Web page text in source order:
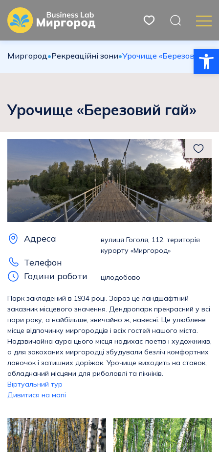
Миргород•Рекреаційні зони•Урочище «Березовий
Урочище «Березовий гай»
Адреса
вулиця Гоголя, 112, територія
курорту «Миргород»
Телефон
Години роботи
цілодобово
Парк закладений в 1934 році. Зараз це ландшафтний
заказник місцевого значення. Дендропарк прекрасний у всі
пори року, а найбільше, звичайно ж, навесні. Це улюблене
місце відпочинку миргородців і всіх гостей нашого міста.
Надзвичайна аура цього місця надихає поетів і художників,
а для закоханих миргородці збудували безліч комфортних
лавочок і затишних доріжок. Урочище виходить на ставок,
обладнаний місцями для риболовлі та пікніків.
Віртуальний тур
Дивитися на мапі